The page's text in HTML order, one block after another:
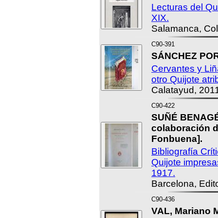
Lecturas del
XIX.
Salamanca,
C90-391
SÁNCHEZ
Cervantes y
otro Quijote
Calatayud,
C90-422
SUÑÉ
colaboración
Fonbuena].
Bibliografía
Quijote
1917.
Barcelona,
C90-436
VAL, Mariano